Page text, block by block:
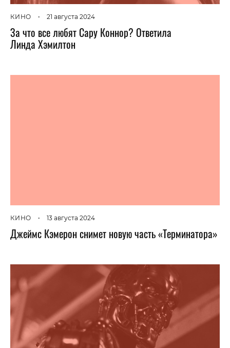
КИНО • 21 августа 2024
За что все любят Сару Коннор? Ответила
Линда Хэмилтон
КИНО • 13 августа 2024
Джеймс Кэмерон снимет новую часть «Терминатора»